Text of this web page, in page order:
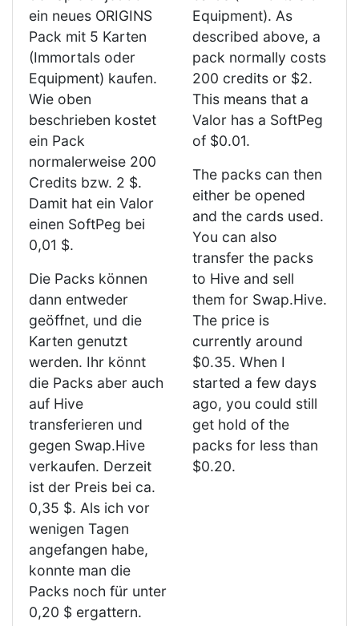
ein neues ORIGINS
Pack mit 5 Karten
(Immortals oder
Equipment) kaufen.
Wie oben
beschrieben kostet
ein Pack
normalerweise 200
Credits bzw. 2 $.
Damit hat ein Valor
einen SoftPeg bei
0,01 $.
Die Packs können
dann entweder
geöffnet, und die
Karten genutzt
werden. Ihr könnt
die Packs aber auch
auf Hive
transferieren und
gegen Swap.Hive
verkaufen. Derzeit
ist der Preis bei ca.
0,35 $. Als ich vor
wenigen Tagen
angefangen habe,
konnte man die
Packs noch für unter
0,20 $ ergattern.
Equipment). As
described above, a
pack normally costs
200 credits or $2.
This means that a
Valor has a SoftPeg
of $0.01.
The packs can then
either be opened
and the cards used.
You can also
transfer the packs
to Hive and sell
them for Swap.Hive.
The price is
currently around
$0.35. When I
started a few days
ago, you could still
get hold of the
packs for less than
$0.20.